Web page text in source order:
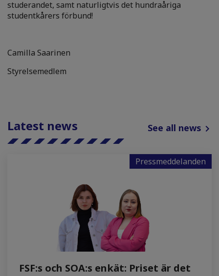
studerandet, samt naturligtvis det hundraåriga
studentkårers förbund!
Camilla Saarinen
Styrelsemedlem
Latest news See all news
Pressmeddelanden
FSF:s och SOA:s enkät: Priset är det